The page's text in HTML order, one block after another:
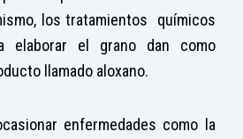
los tratamientos químicos
elaborar el grano dan como
llamado aloxano.
enfermedades como la